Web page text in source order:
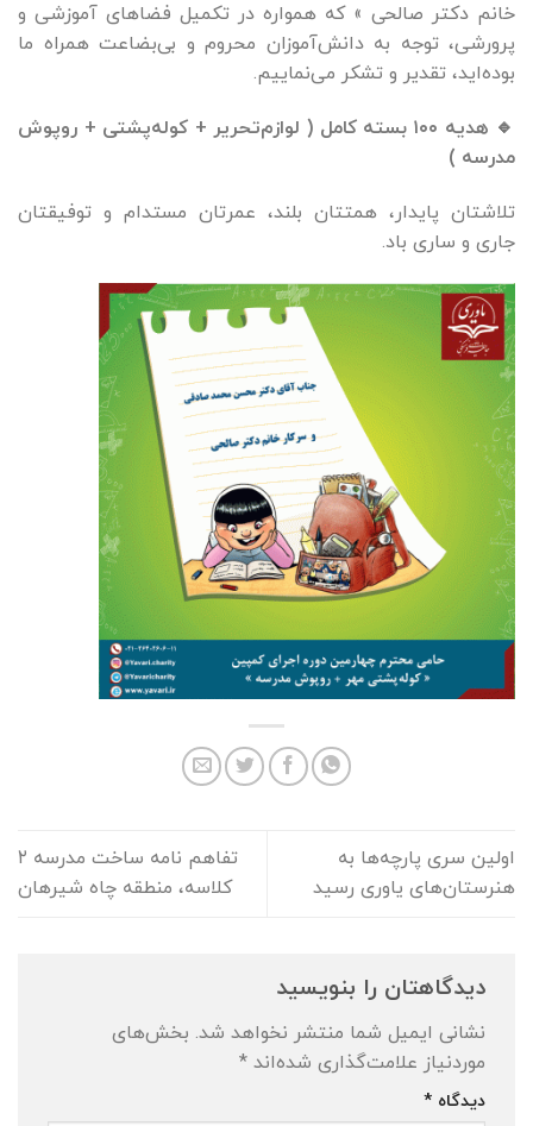
خانم دکتر صالحی » که همواره در تکمیل فضاهای آموزشی و
پرورشی، توجه به دانش‌آموزان محروم و بی‌بضاعت همراه ما
بوده‌اید، تقدیر و تشکر می‌نماییم.
🔹 هدیه ۱۰۰ بسته کامل ( لوازم‌تحریر + کوله‌پشتی + روپوش
مدرسه )
تلاشتان پایدار، همتتان بلند، عمرتان مستدام و توفیقتان
جاری و ساری باد.
اولین سری پارچه‌ها به
هنرستان‌های یاوری رسید
تفاهم نامه ساخت مدرسه ۲
کلاسه، منطقه چاه شیرهان
دیدگاهتان را بنویسید
نشانی ایمیل شما منتشر نخواهد شد. بخش‌های
موردنیاز علامت‌گذاری شده‌اند *
دیدگاه *